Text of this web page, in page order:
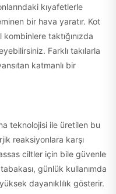
kıyafetlerle
bir hava yaratır. Kot
taktığınızda
Farklı takılarla
katmanlı bir
teknolojisi ile üretilen bu
reaksiyonlara karşı
ciltler için bile güvenle
günlük kullanımda
dayanıklılık gösterir.